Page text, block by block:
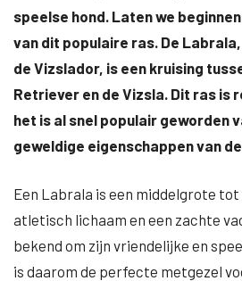
speelse hond. Laten we
van dit populaire ras. De
de Vizslador, is een kruising
Retriever en de Vizsla. Dit ras is
het is al snel populair geworden
geweldige eigenschappen van
Een Labrala is een middelgrote
atletisch lichaam en een zachte
bekend om zijn vriendelijke en
is daarom de perfecte metgezel